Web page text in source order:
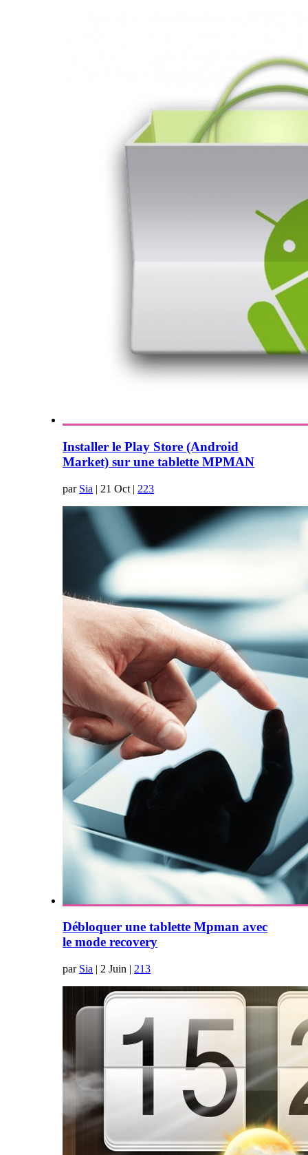
Installer le Play Store (Android
Market) sur une tablette MPMAN
par Sia | 21 Oct | 223
Débloquer une tablette Mpman avec
le mode recovery
par Sia | 2 Juin | 213